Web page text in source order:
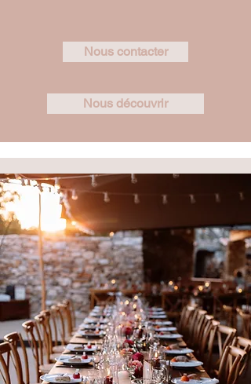
Nous contacter
Nous découvrir